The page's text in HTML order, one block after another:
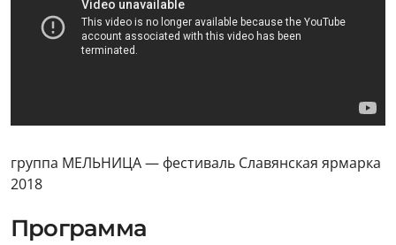
группа МЕЛЬНИЦА — фестиваль Славянская ярмарка
2018
Программа